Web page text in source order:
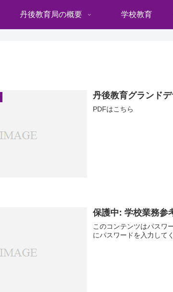
丹後教育局の概要 学校教育
丹後教育グランド
PDFはこちら
保護中: 学校業務参
このコンテンツはパスワ
にパスワードを入力して